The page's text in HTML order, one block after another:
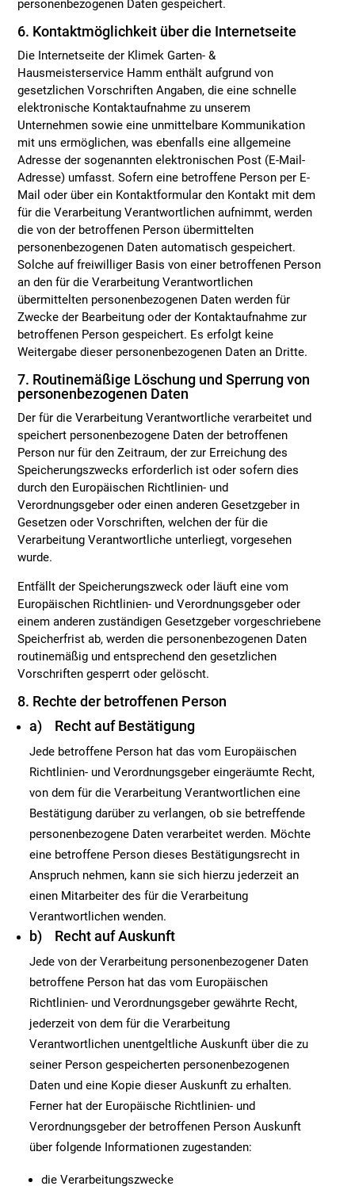
personenbezogenen Daten gespeichert.
6. Kontaktmöglichkeit über die Internetseite
Die Internetseite der Klimek Garten- &
Hausmeisterservice Hamm enthält aufgrund von
gesetzlichen Vorschriften Angaben, die eine schnelle
elektronische Kontaktaufnahme zu unserem
Unternehmen sowie eine unmittelbare Kommunikation
mit uns ermöglichen, was ebenfalls eine allgemeine
Adresse der sogenannten elektronischen Post (E-Mail-
Adresse) umfasst. Sofern eine betroffene Person per E-
Mail oder über ein Kontaktformular den Kontakt mit dem
für die Verarbeitung Verantwortlichen aufnimmt, werden
die von der betroffenen Person übermittelten
personenbezogenen Daten automatisch gespeichert.
Solche auf freiwilliger Basis von einer betroffenen Person
an den für die Verarbeitung Verantwortlichen
übermittelten personenbezogenen Daten werden für
Zwecke der Bearbeitung oder der Kontaktaufnahme zur
betroffenen Person gespeichert. Es erfolgt keine
Weitergabe dieser personenbezogenen Daten an Dritte.
7. Routinemäßige Löschung und Sperrung von
personenbezogenen Daten
Der für die Verarbeitung Verantwortliche verarbeitet und
speichert personenbezogene Daten der betroffenen
Person nur für den Zeitraum, der zur Erreichung des
Speicherungszwecks erforderlich ist oder sofern dies
durch den Europäischen Richtlinien- und
Verordnungsgeber oder einen anderen Gesetzgeber in
Gesetzen oder Vorschriften, welchen der für die
Verarbeitung Verantwortliche unterliegt, vorgesehen
wurde.
Entfällt der Speicherungszweck oder läuft eine vom
Europäischen Richtlinien- und Verordnungsgeber oder
einem anderen zuständigen Gesetzgeber vorgeschriebene
Speicherfrist ab, werden die personenbezogenen Daten
routinemäßig und entsprechend den gesetzlichen
Vorschriften gesperrt oder gelöscht.
8. Rechte der betroffenen Person
a) Recht auf Bestätigung
Jede betroffene Person hat das vom Europäischen
Richtlinien- und Verordnungsgeber eingeräumte Recht,
von dem für die Verarbeitung Verantwortlichen eine
Bestätigung darüber zu verlangen, ob sie betreffende
personenbezogene Daten verarbeitet werden. Möchte
eine betroffene Person dieses Bestätigungsrecht in
Anspruch nehmen, kann sie sich hierzu jederzeit an
einen Mitarbeiter des für die Verarbeitung
Verantwortlichen wenden.
b) Recht auf Auskunft
Jede von der Verarbeitung personenbezogener Daten
betroffene Person hat das vom Europäischen
Richtlinien- und Verordnungsgeber gewährte Recht,
jederzeit von dem für die Verarbeitung
Verantwortlichen unentgeltliche Auskunft über die zu
seiner Person gespeicherten personenbezogenen
Daten und eine Kopie dieser Auskunft zu erhalten.
Ferner hat der Europäische Richtlinien- und
Verordnungsgeber der betroffenen Person Auskunft
über folgende Informationen zugestanden:
die Verarbeitungszwecke